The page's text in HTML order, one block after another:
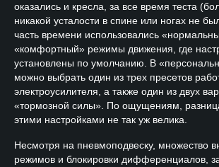
оказались и кресла, за все время теста
никакой усталости в спине или ногах не
часть времени использовались
«комфортный» режимы движения, где
установлены по умолчанию. В
можно выбрать один из трех пресетов
электроусилителя, а также один из двух
«тормозной силы». По ощущениям,
этими настройками не так уж велика.
Несмотря на пневмоподвеску, множество
режимов и блокировки дифференциалов,